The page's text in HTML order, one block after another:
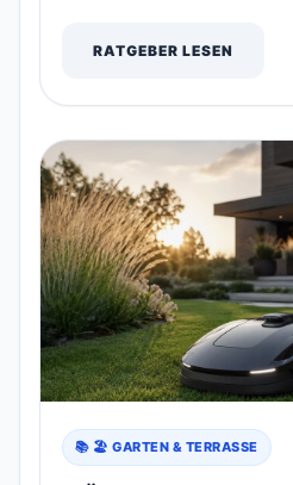
RATGEBER LESEN
📚 🏖️ GARTEN & TERRASSE